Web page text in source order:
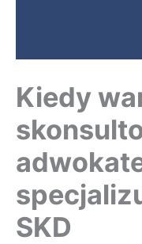
Kiedy
SKD